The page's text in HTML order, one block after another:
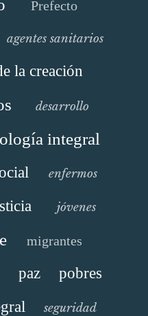
Prefecto
agentes sanitarios
la creación
desarrollo
integral
enfermos
jóvenes
migrantes
paz pobres
seguridad